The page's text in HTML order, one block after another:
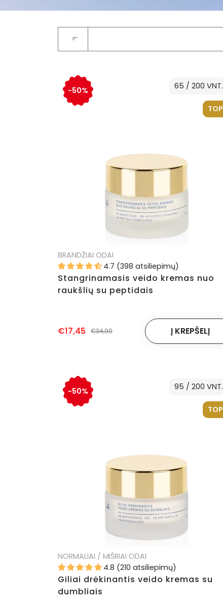
-50%
TOP
65 / 200 VNT.
BRANDŽIAI ODAI
4.7 (398 atsiliepimų)
Stangrinamasis veido kremas nuo
raukšlių su peptidais
€17,45 €34,90
-50%
TOP
95 / 200 VNT.
NORMALIAI / MIŠRIAI ODAI
4.8 (210 atsiliepimų)
Giliai drėkinantis veido kremas su
dumbliais